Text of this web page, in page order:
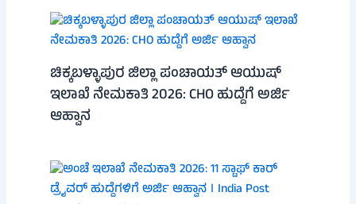
ಚಿಕ್ಕಬಳ್ಳಾಪುರ ಜಿಲ್ಲಾ ಪಂಚಾಯತ್ ಆಯುಷ್
ಇಲಾಖೆ ನೇಮಕಾತಿ 2026: CHO ಹುದ್ದೆಗೆ ಅರ್ಜಿ
ಆಹ್ವಾನ